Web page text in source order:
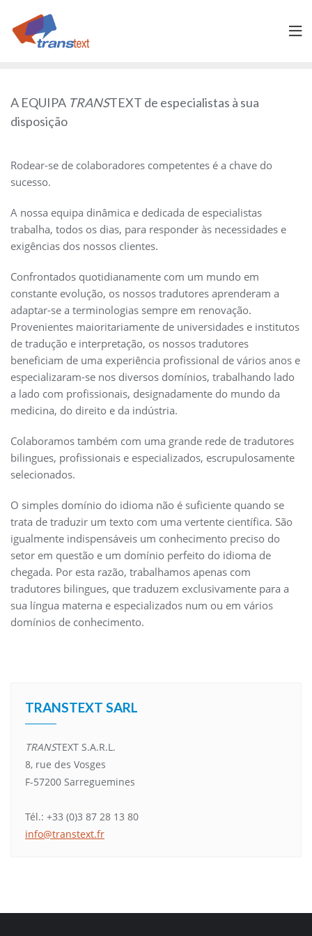
content
A EQUIPA TRANSTEXT de especialistas à sua
disposição
Rodear-se de colaboradores competentes é a chave do
sucesso.
A nossa equipa dinâmica e dedicada de especialistas
trabalha, todos os dias, para responder às necessidades e
exigências dos nossos clientes.
Confrontados quotidianamente com um mundo em
constante evolução, os nossos tradutores aprenderam a
adaptar-se a terminologias sempre em renovação.
Provenientes maioritariamente de universidades e institutos
de tradução e interpretação, os nossos tradutores
beneficiam de uma experiência profissional de vários anos e
especializaram-se nos diversos domínios, trabalhando lado
a lado com profissionais, designadamente do mundo da
medicina, do direito e da indústria.
Colaboramos também com uma grande rede de tradutores
bilingues, profissionais e especializados, escrupulosamente
selecionados.
O simples domínio do idioma não é suficiente quando se
trata de traduzir um texto com uma vertente científica. São
igualmente indispensáveis um conhecimento preciso do
setor em questão e um domínio perfeito do idioma de
chegada. Por esta razão, trabalhamos apenas com
tradutores bilingues, que traduzem exclusivamente para a
sua língua materna e especializados num ou em vários
domínios de conhecimento.
TRANSTEXT SARL
TRANSTEXT S.A.R.L.
8, rue des Vosges
F-57200 Sarreguemines
Tél.: +33 (0)3 87 28 13 80
info@transtext.fr